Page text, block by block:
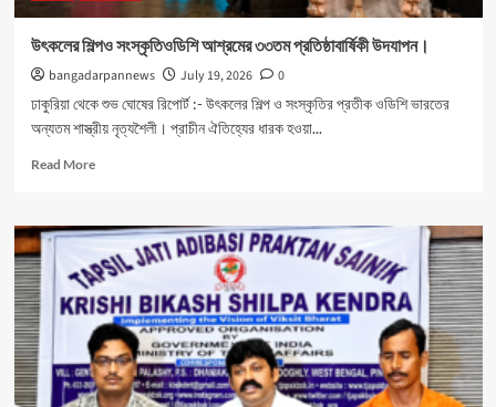
উৎকলের শিল্পও সংস্কৃতিওডিশি আশ্রমের ৩৩তম প্রতিষ্ঠাবার্ষিকী উদযাপন।
bangadarpannews July 19, 2026
0
ঢাকুরিয়া থেকে শুভ ঘোষের রিপোর্ট :- উৎকলের শিল্প ও সংস্কৃতির প্রতীক ওডিশি ভারতের
অন্যতম শাস্ত্রীয় নৃত্যশৈলী। প্রাচীন ঐতিহ্যের ধারক হওয়া...
Read MoreRead
উৎকলের
সংস্কৃতিওডিশি
আশ্রমের
৩৩তম
প্রতিষ্ঠাবার্ষিকী
উদযাপন।